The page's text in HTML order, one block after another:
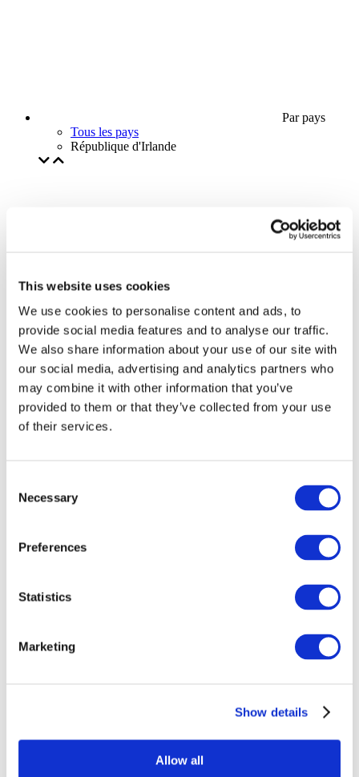
This website uses cookies
We use cookies to personalise content and ads, to
provide social media features and to analyse our traffic.
We also share information about your use of our site with
our social media, advertising and analytics partners who
may combine it with other information that you’ve
provided to them or that they’ve collected from your use
of their services.
Selection
Necessary
Preferences
Statistics
Marketing
Show details
Allow all
Par pays
Tous les pays
République d'Irlande
Événements
Sans sous-genre